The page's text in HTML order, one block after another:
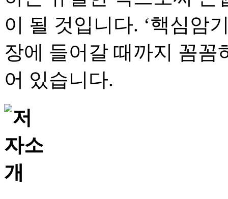
이 될 것입니다. ‘핵심암
장에 들어갈 때까지 꼼꼼
어 있습니다.